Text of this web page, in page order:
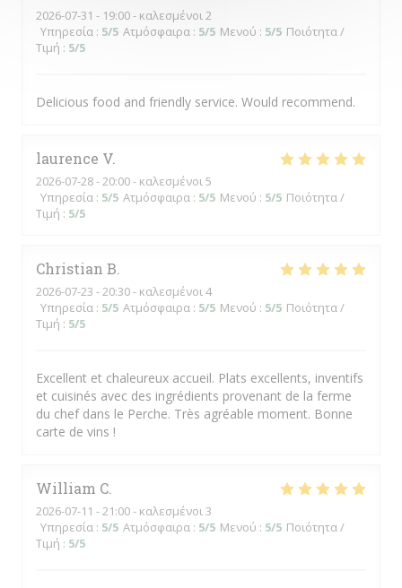
2026-07-31 - 19:00 - καλεσμένοι 2
Υπηρεσία : 5/5 Ατμόσφαιρα : 5/5 Μενού : 5/5 Ποιότητα /
Τιμή : 5/5
Delicious food and friendly service. Would recommend.
laurence V
2026-07-28- 20:00 - καλεσμένοι 5
Υπηρεσία : 5/5 Ατμόσφαιρα : 5/5 Μενού : 5/5 Ποιότητα /
Τιμή : 5/5
Christian B
2026-07-23 - 20:30 - καλεσμένοι 4
Υπηρεσία : 5/5 Ατμόσφαιρα : 5/5 Μενού : 5/5 Ποιότητα /
Τιμή : 5/5
Excellent et chaleureux accueil. Plats excellents, inventifs
et cuisinés avec des ingrédients provenant de la ferme
du chef dans le Perche. Très agréable moment. Bonne
carte de vins !
William C
2026-07-11 - 21:00 - καλεσμένοι 3
Υπηρεσία : 5/5 Ατμόσφαιρα : 5/5 Μενού : 5/5 Ποιότητα /
Τιμή : 5/5